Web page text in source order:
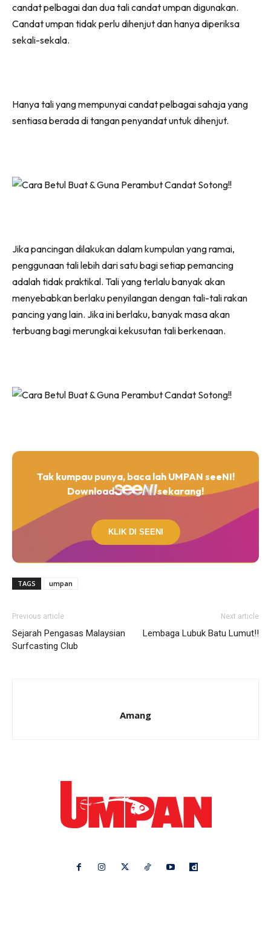
candat pelbagai dan dua tali candat umpan digunakan.
Candat umpan tidak perlu dihenjut dan hanya diperiksa
sekali-sekala.
Hanya tali yang mempunyai candat pelbagai sahaja yang
sentiasa berada di tangan penyandat untuk dihenjut.
Jika pancingan dilakukan dalam kumpulan yang ramai,
penggunaan tali lebih dari satu bagi setiap pemancing
adalah tidak praktikal. Tali yang terlalu banyak akan
menyebabkan berlaku penyilangan dengan tali-tali rakan
pancing yang lain. Jika ini berlaku, banyak masa akan
terbuang bagi merungkai kekusutan tali berkenaan.
Tak kumpau punya, baca lah UMPAN seeNI!
Download
sekarang!
KLIK DI SEENI
TAGS umpan
Previous article
Sejarah Pengasas Malaysian
Surfcasting Club
Next article
Lembaga Lubuk Batu Lumut!!
Amang